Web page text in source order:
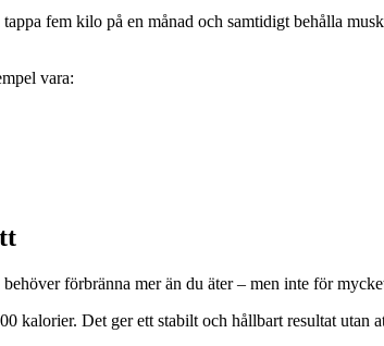
fem kilo på en månad och samtidigt behålla
vara:
förbränna mer än du äter – men inte för
kalorier. Det ger ett stabilt och hållbart resultat utan